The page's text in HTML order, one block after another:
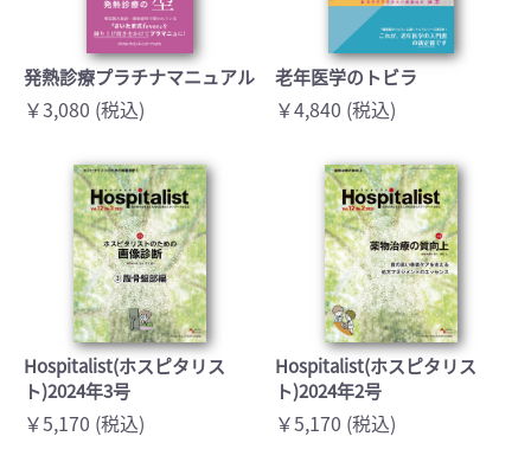
発熱診療プラチナマニュアル
￥3,080 (税込)
老年医学のトビラ
￥4,840 (税込)
Hospitalist(ホスピタリス
ト)2024年3号
￥5,170 (税込)
Hospitalist(ホスピタリス
ト)2024年2号
￥5,170 (税込)